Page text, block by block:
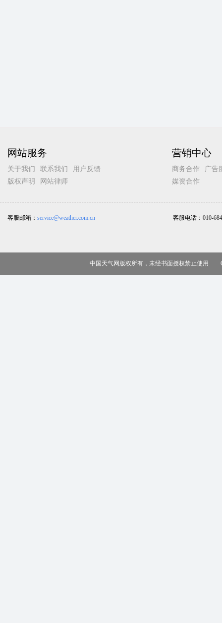
网站服务
关于我们 联系我们
用户反馈
版权声明
网站律师
营销中心
商务合作
广告
媒资合作
客服邮箱： service@weather.com.cn 客服电话： 010-
中国天气网版权所有，未经书面授权禁止使用